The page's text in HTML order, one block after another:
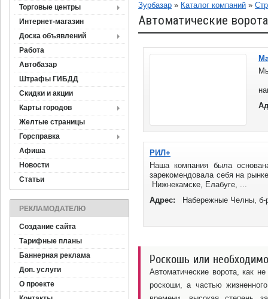
Торговые центры
Интернет-магазин
Доска объявлений
Работа
Автобазар
Штрафы ГИБДД
Скидки и акции
Карты городов
Желтые страницы
Горсправка
Афиша
Новости
Статьи
РЕКЛАМОДАТЕЛЮ
Создание сайта
Тарифные планы
Баннерная реклама
Доп. услуги
О проекте
Зурбазар » Каталог компаний »
Автоматические
РИЛ+
Наша компания была
зарекомендовала себя на
Нижнекамске, Елабуге, ...
Адрес:
Набережные Челны, б-
Роскошь или
Автоматические ворота, как
роскоши, а частью